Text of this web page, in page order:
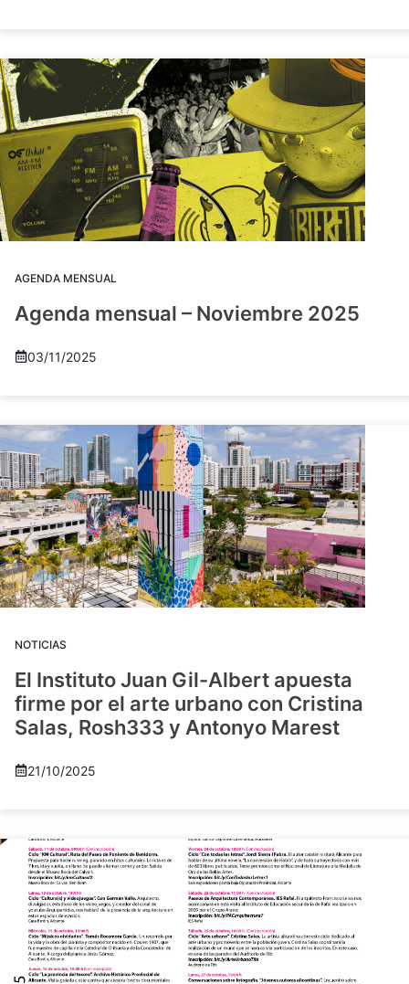
AGENDA MENSUAL
Agenda mensual – Noviembre 2025
03/11/2025
NOTICIAS
El Instituto Juan Gil-Albert apuesta
firme por el arte urbano con Cristina
Salas, Rosh333 y Antonyo Marest
21/10/2025